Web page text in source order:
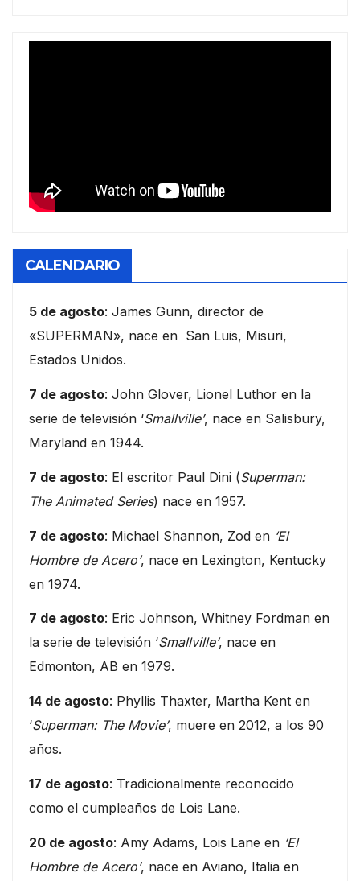
CALENDARIO
5 de agosto: James Gunn, director de
«SUPERMAN», nace en San Luis, Misuri,
Estados Unidos.
7 de agosto: John Glover, Lionel Luthor en la
serie de televisión ‘Smallville’, nace en Salisbury,
Maryland en 1944.
7 de agosto: El escritor Paul Dini (Superman:
The Animated Series) nace en 1957.
7 de agosto: Michael Shannon, Zod en ‘El
Hombre de Acero’, nace en Lexington, Kentucky
en 1974.
7 de agosto: Eric Johnson, Whitney Fordman en
la serie de televisión ‘Smallville’, nace en
Edmonton, AB en 1979.
14 de agosto: Phyllis Thaxter, Martha Kent en
‘Superman: The Movie’, muere en 2012, a los 90
años.
17 de agosto: Tradicionalmente reconocido
como el cumpleaños de Lois Lane.
20 de agosto: Amy Adams, Lois Lane en ‘El
Hombre de Acero’, nace en Aviano, Italia en